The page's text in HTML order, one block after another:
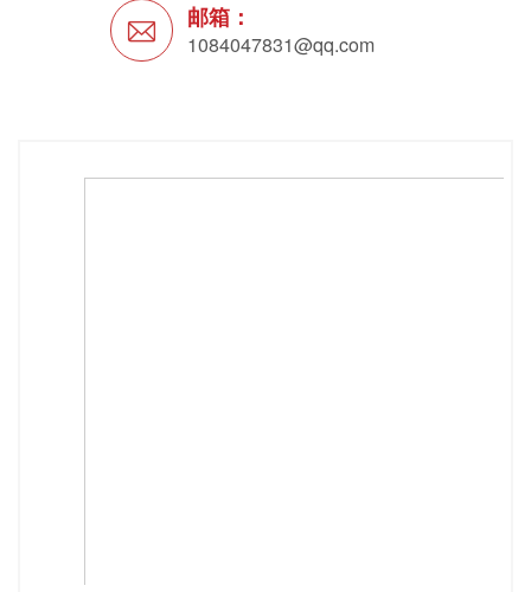
邮箱：
1084047831@qq.com